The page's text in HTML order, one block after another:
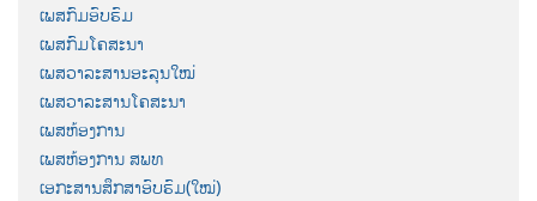
ເພສກົມອົບຮົມ
ເພສກົມໂຄສະນາ
ເພສວາລະສານອະລຸນໃໝ່
ເພສວາລະສານໂຄສະນາ
ເພສຫ້ອງການ
ເພສຫ້ອງການ ສພທ
ເອກະສານສຶກສາອົບຮົມ(ໃໝ່)